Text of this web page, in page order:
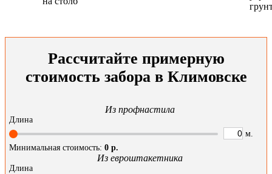
Рассчитайте примерную
стоимость забора в Климовске
Из профнастила
Длина
м.
Минимальная стоимость:0 р.
Из евроштакетника
Длина